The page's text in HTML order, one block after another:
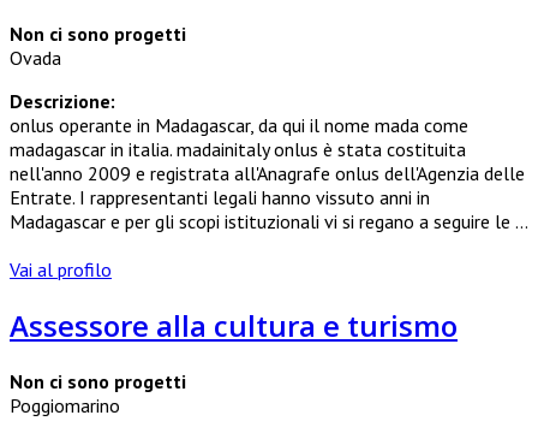
Non ci sono progetti
Ovada
Descrizione:
onlus operante in Madagascar, da qui il nome mada come
madagascar in italia. madainitaly onlus è stata costituita
nell'anno 2009 e registrata all'Anagrafe onlus dell'Agenzia delle
Entrate. I rappresentanti legali hanno vissuto anni in
Madagascar e per gli scopi istituzionali vi si regano a seguire le ...
Vai al profilo
Assessore alla cultura e turismo
Non ci sono progetti
Poggiomarino